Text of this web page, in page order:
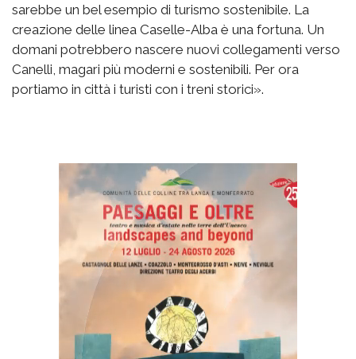
sarebbe un bel esempio di turismo sostenibile. La
creazione delle linea Caselle-Alba è una fortuna. Un
domani potrebbero nascere nuovi collegamenti verso
Canelli, magari più moderni e sostenibili. Per ora
portiamo in città i turisti con i treni storici».